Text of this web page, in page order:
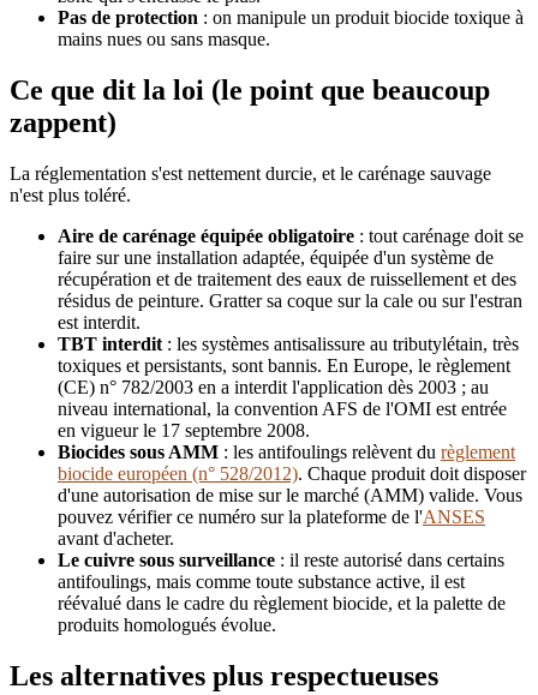
Pas de protection : on manipule un produit biocide toxique à
mains nues ou sans masque.
Ce que dit la loi (le point que beaucoup
zappent)
La réglementation s'est nettement durcie, et le carénage sauvage
n'est plus toléré.
Aire de carénage équipée obligatoire : tout carénage doit se
faire sur une installation adaptée, équipée d'un système de
récupération et de traitement des eaux de ruissellement et des
résidus de peinture. Gratter sa coque sur la cale ou sur l'estran
est interdit.
TBT interdit : les systèmes antisalissure au tributylétain, très
toxiques et persistants, sont bannis. En Europe, le règlement
(CE) n° 782/2003 en a interdit l'application dès 2003 ; au
niveau international, la convention AFS de l'OMI est entrée
en vigueur le 17 septembre 2008.
Biocides sous AMM : les antifoulings relèvent du règlement
biocide européen (n° 528/2012). Chaque produit doit disposer
d'une autorisation de mise sur le marché (AMM) valide. Vous
pouvez vérifier ce numéro sur la plateforme de l'ANSES
avant d'acheter.
Le cuivre sous surveillance : il reste autorisé dans certains
antifoulings, mais comme toute substance active, il est
réévalué dans le cadre du règlement biocide, et la palette de
produits homologués évolue.
Les alternatives plus respectueuses